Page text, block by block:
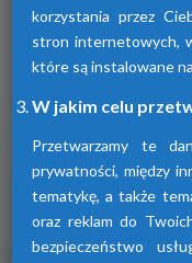
korzystania przez
stron internetowych,
które są instalowane
W jakim celu
Przetwarzamy te
prywatności, między
tematykę, a także
oraz reklam do
bezpieczeństwo